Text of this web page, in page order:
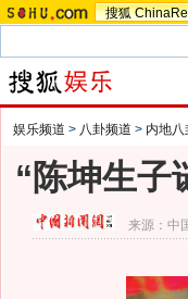
搜狐
娱乐频道 > 八卦频道 > 内地八
“陈坤生子
来源： 中